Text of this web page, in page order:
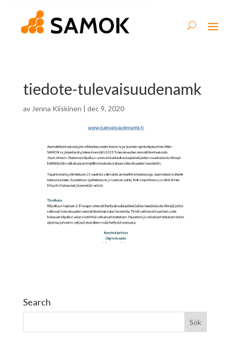
tiedote-tulevaisuudenamk
av Jenna Kiiskinen | dec 9, 2020
Search